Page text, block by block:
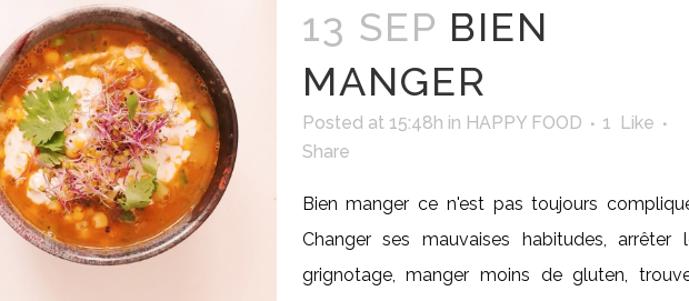
13 SEP BIEN
MANGER
Posted at 15:48h in HAPPY FOOD 1 Like
Share
Bien manger ce n'est pas toujours
Changer ses mauvaises habitudes, arrêter
grignotage, manger moins de gluten,